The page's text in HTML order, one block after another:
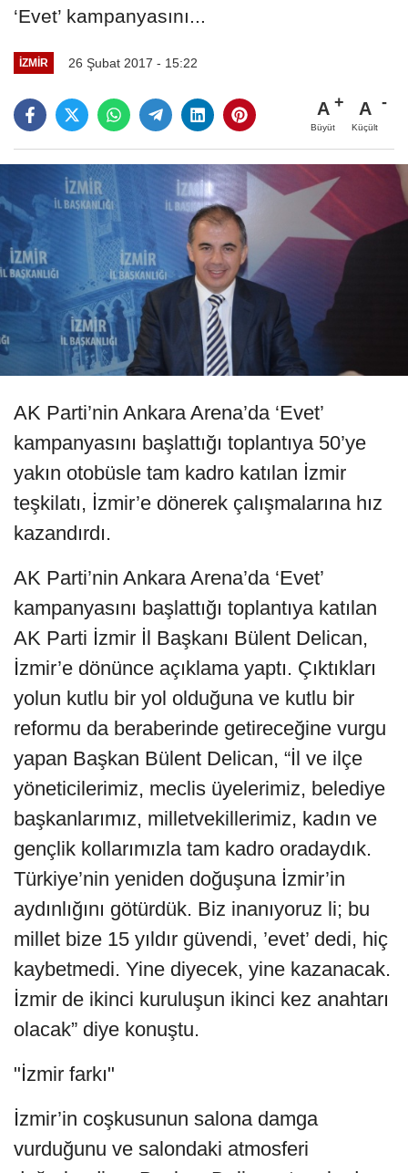
‘Evet’ kampanyasını...
İZMIR 26 Şubat 2017 - 15:22
A
Büyüt
A
Küçült
AK Parti’nin Ankara Arena’da ‘Evet’
kampanyasını başlattığı toplantıya 50’ye
yakın otobüsle tam kadro katılan İzmir
teşkilatı, İzmir’e dönerek çalışmalarına hız
kazandırdı.
AK Parti’nin Ankara Arena’da ‘Evet’
kampanyasını başlattığı toplantıya katılan
AK Parti İzmir İl Başkanı Bülent Delican,
İzmir’e dönünce açıklama yaptı. Çıktıkları
yolun kutlu bir yol olduğuna ve kutlu bir
reformu da beraberinde getireceğine vurgu
yapan Başkan Bülent Delican, “İl ve ilçe
yöneticilerimiz, meclis üyelerimiz, belediye
başkanlarımız, milletvekillerimiz, kadın ve
gençlik kollarımızla tam kadro oradaydık.
Türkiye’nin yeniden doğuşuna İzmir’in
aydınlığını götürdük. Biz inanıyoruz li; bu
millet bize 15 yıldır güvendi, ’evet’ dedi, hiç
kaybetmedi. Yine diyecek, yine kazanacak.
İzmir de ikinci kuruluşun ikinci kez anahtarı
olacak” diye konuştu.
"İzmir farkı"
İzmir’in coşkusunun salona damga
vurduğunu ve salondaki atmosferi